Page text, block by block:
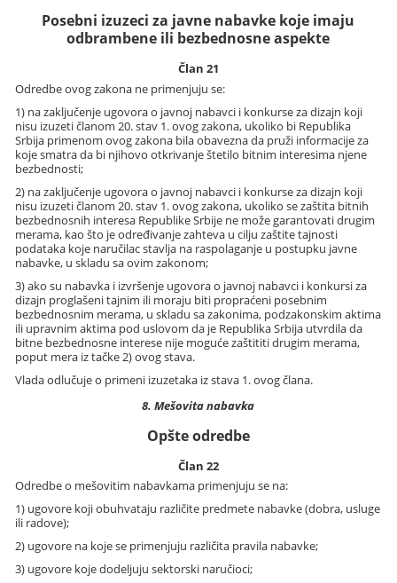
Posebni izuzeci za javne nabavke koje imaju
odbrambene ili bezbednosne aspekte
Član 21
Odredbe ovog zakona ne primenjuju se:
1) na zaključenje ugovora o javnoj nabavci i konkurse za dizajn koji
nisu izuzeti članom 20. stav 1. ovog zakona, ukoliko bi Republika
Srbija primenom ovog zakona bila obavezna da pruži informacije za
koje smatra da bi njihovo otkrivanje štetilo bitnim interesima njene
bezbednosti;
2) na zaključenje ugovora o javnoj nabavci i konkurse za dizajn koji
nisu izuzeti članom 20. stav 1. ovog zakona, ukoliko se zaštita bitnih
bezbednosnih interesa Republike Srbije ne može garantovati drugim
merama, kao što je određivanje zahteva u cilju zaštite tajnosti
podataka koje naručilac stavlja na raspolaganje u postupku javne
nabavke, u skladu sa ovim zakonom;
3) ako su nabavka i izvršenje ugovora o javnoj nabavci i konkursi za
dizajn proglašeni tajnim ili moraju biti propraćeni posebnim
bezbednosnim merama, u skladu sa zakonima, podzakonskim aktima
ili upravnim aktima pod uslovom da je Republika Srbija utvrdila da
bitne bezbednosne interese nije moguće zaštititi drugim merama,
poput mera iz tačke 2) ovog stava.
Vlada odlučuje o primeni izuzetaka iz stava 1. ovog člana.
8. Mešovita nabavka
Opšte odredbe
Član 22
Odredbe o mešovitim nabavkama primenjuju se na:
1) ugovore koji obuhvataju različite predmete nabavke (dobra, usluge
ili radove);
2) ugovore na koje se primenjuju različita pravila nabavke;
3) ugovore koje dodeljuju sektorski naručioci;